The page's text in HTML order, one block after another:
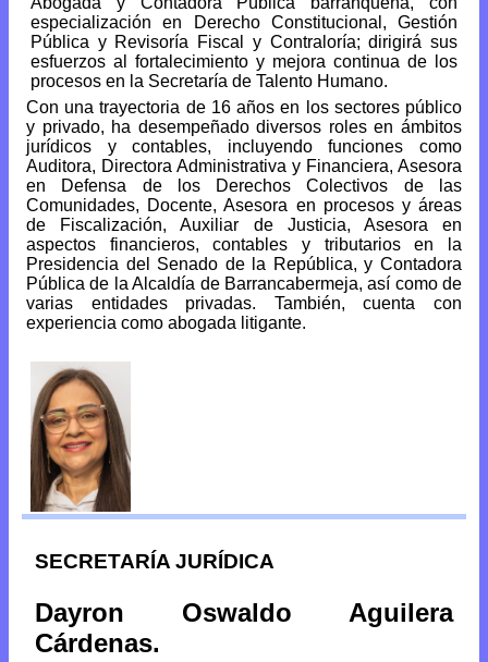
especialización en Derecho Constitucional, Gestión
Pública y Revisoría Fiscal y Contraloría; dirigirá sus
esfuerzos al fortalecimiento y mejora continua de los
procesos en la Secretaría de Talento Humano.
Con una trayectoria de 16 años en los sectores público
y privado, ha desempeñado diversos roles en ámbitos
jurídicos y contables, incluyendo funciones como
Auditora, Directora Administrativa y Financiera, Asesora
en Defensa de los Derechos Colectivos de las
Comunidades, Docente, Asesora en procesos y áreas
de Fiscalización, Auxiliar de Justicia, Asesora en
aspectos financieros, contables y tributarios en la
Presidencia del Senado de la República, y Contadora
Pública de la Alcaldía de Barrancabermeja, así como de
varias entidades privadas. También, cuenta con
experiencia como abogada litigante.
SECRETARÍA JURÍDICA
Dayron Oswaldo Aguilera
Cárdenas.